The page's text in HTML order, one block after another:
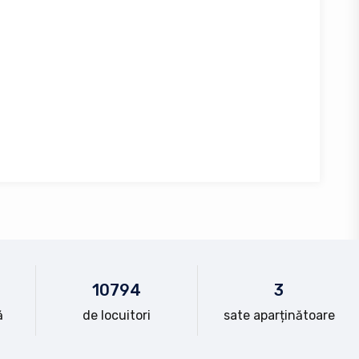
10794
de locuitori
3
sate aparținătoare